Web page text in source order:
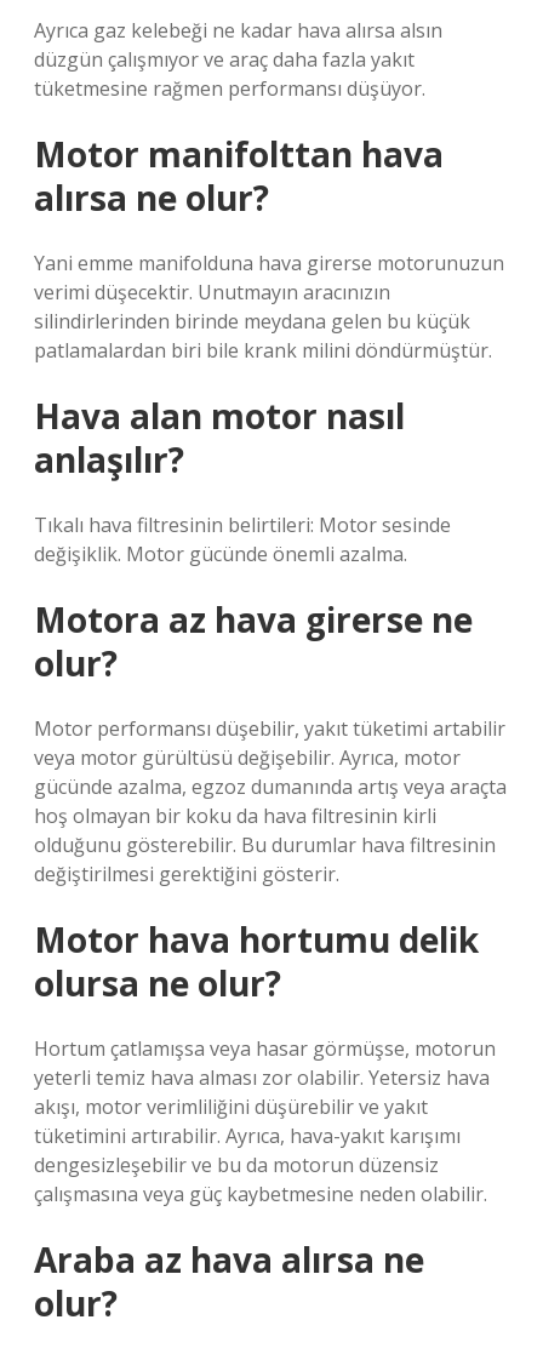
Ayrıca gaz kelebeği ne kadar hava alırsa alsın
düzgün çalışmıyor ve araç daha fazla yakıt
tüketmesine rağmen performansı düşüyor.
Motor manifolttan hava
alırsa ne olur?
Yani emme manifolduna hava girerse motorunuzun
verimi düşecektir. Unutmayın aracınızın
silindirlerinden birinde meydana gelen bu küçük
patlamalardan biri bile krank milini döndürmüştür.
Hava alan motor nasıl
anlaşılır?
Tıkalı hava filtresinin belirtileri: Motor sesinde
değişiklik. Motor gücünde önemli azalma.
Motora az hava girerse ne
olur?
Motor performansı düşebilir, yakıt tüketimi artabilir
veya motor gürültüsü değişebilir. Ayrıca, motor
gücünde azalma, egzoz dumanında artış veya araçta
hoş olmayan bir koku da hava filtresinin kirli
olduğunu gösterebilir. Bu durumlar hava filtresinin
değiştirilmesi gerektiğini gösterir.
Motor hava hortumu delik
olursa ne olur?
Hortum çatlamışsa veya hasar görmüşse, motorun
yeterli temiz hava alması zor olabilir. Yetersiz hava
akışı, motor verimliliğini düşürebilir ve yakıt
tüketimini artırabilir. Ayrıca, hava-yakıt karışımı
dengesizleşebilir ve bu da motorun düzensiz
çalışmasına veya güç kaybetmesine neden olabilir.
Araba az hava alırsa ne
olur?